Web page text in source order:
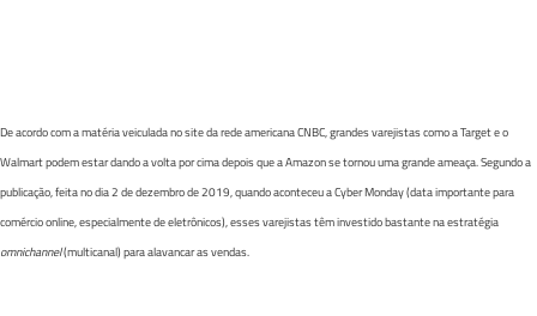
De acordo com a matéria veiculada no site da rede americana CNBC, grandes varejistas como a Target e o
Walmart podem estar dando a volta por cima depois que a Amazon se tornou uma grande ameaça. Segundo a
publicação, feita no dia 2 de dezembro de 2019, quando aconteceu a Cyber Monday (data importante para
comércio online, especialmente de eletrônicos), esses varejistas têm investido bastante na estratégia
omnichannel(multicanal) para alavancar as vendas.